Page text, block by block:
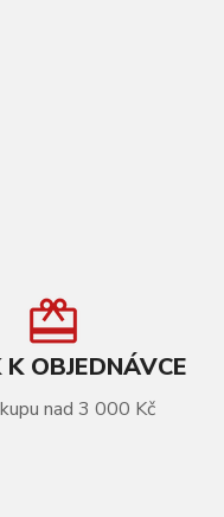
K OBJEDNÁVCE
nad 3 000 Kč